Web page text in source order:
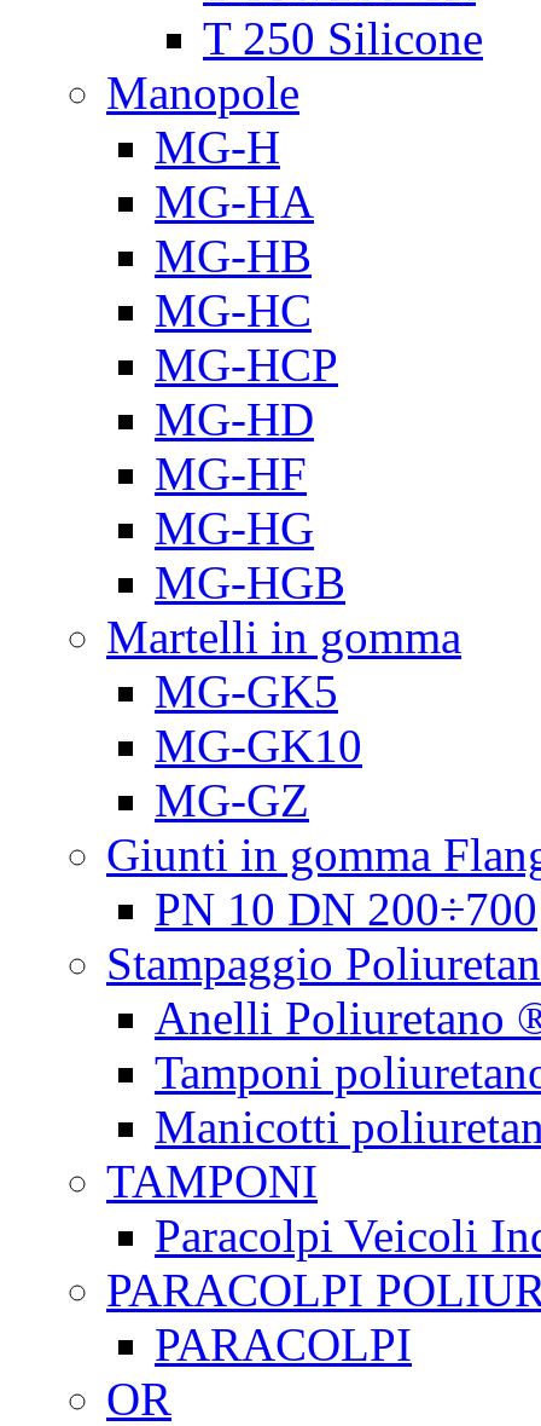
T 250 Silicone
Manopole
MG-H
MG-HA
MG-HB
MG-HC
MG-HCP
MG-HD
MG-HF
MG-HG
MG-HGB
Martelli in gomma
MG-GK5
MG-GK10
MG-GZ
Giunti in gomma
PN 10 DN 200÷700
Stampaggio
Anelli Poliuretano
Tamponi
Manicotti
TAMPONI
Paracolpi Veicoli
PARACOLPI
PARACOLPI
OR